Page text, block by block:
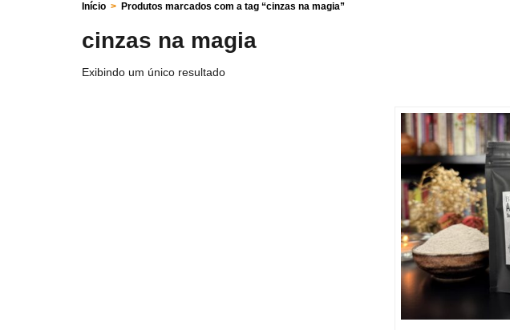
Início > Produtos marcados com a tag “cinzas na magia”
cinzas na magia
Exibindo um único resultado